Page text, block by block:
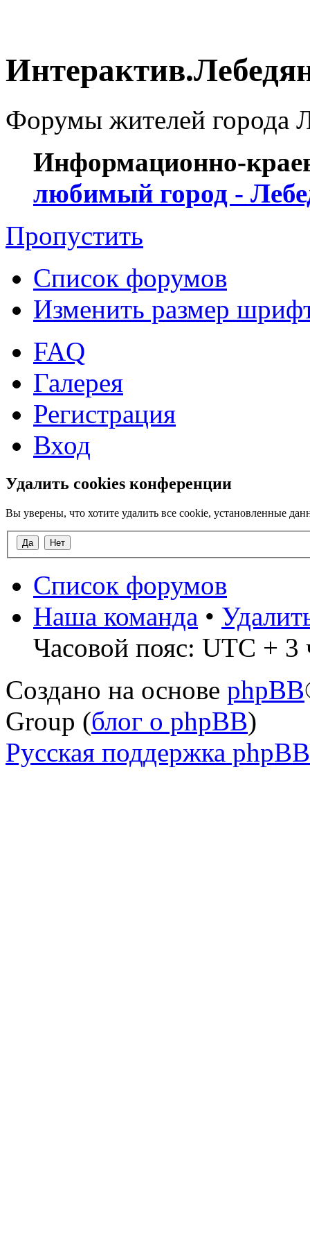
Форумы жителей города
Информационно-
любимый город -
Пропустить
Список форумов
Изменить размер
FAQ
Галерея
Регистрация
Вход
Удалить cookies конференции
Вы уверены, что хотите удалить все cookie, установленные
Список форумов
Наша команда •
Часовой пояс: UTC + 3
Создано на основе phpBB
Group (блог о phpBB)
Русская поддержка phpBB